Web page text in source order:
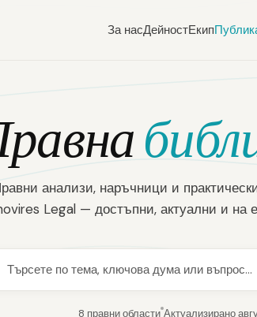
За насДейностЕкип
5 16
анализи, наръчници и
Legal — достъпни, актуални и на
8 правни области Актуализирано